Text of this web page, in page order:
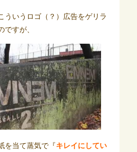
ういうロゴ（？）広告をゲリラ
ですが、
を当て蒸気で『キレイにしてい